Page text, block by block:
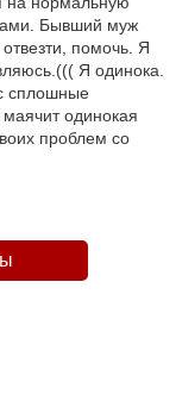
Бывший муж
помочь. Я
Я одинока.
сплошные
одинокая
проблем со